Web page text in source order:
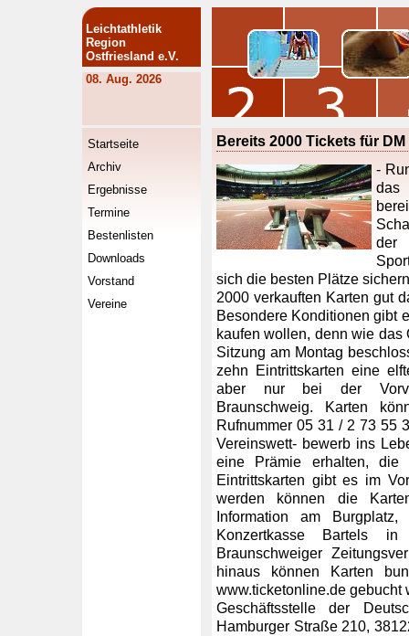
Leichtathletik
Region
Ostfriesland e.V.
08. Aug. 2026
Startseite
Archiv
Ergebnisse
Termine
Bestenlisten
Downloads
Vorstand
Vereine
Bereits 2000 Tickets für
-
das
der
sich die besten Plätze
2000 verkauften Karten gut
Besondere Konditionen gibt
kaufen wollen, denn wie
Sitzung am Montag
zehn Eintrittskarten eine
aber nur bei der
Braunschweig. Karten
Rufnummer 05 31 / 2 73 55
Vereinswett- bewerb ins
eine Prämie erhalten, die
Eintrittskarten gibt es im
werden können die
Information am
Konzertkasse Bartels
Braunschweiger
hinaus können Karten
www.ticketonline.de gebucht
Geschäftsstelle der
Hamburger Straße 210,